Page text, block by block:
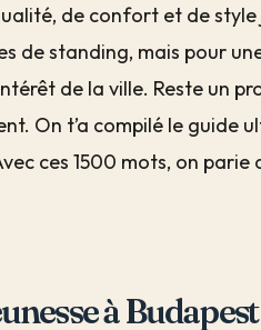
de confort et de style
de standing, mais pour
de la ville. Reste un
On t’a compilé le guide
ces 1500 mots, on parie
à